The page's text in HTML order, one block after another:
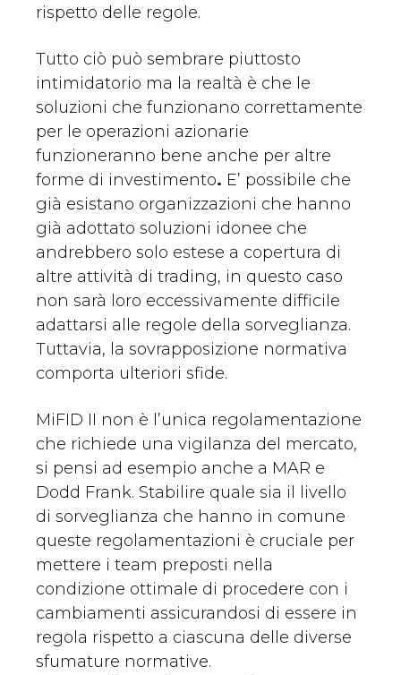
rispetto delle regole.
Tutto ciò può sembrare piuttosto
intimidatorio ma la realtà è che le
soluzioni che funzionano correttamente
per le operazioni azionarie
funzioneranno bene anche per altre
forme di investimento. E’ possibile che
già esistano organizzazioni che hanno
già adottato soluzioni idonee che
andrebbero solo estese a copertura di
altre attività di trading, in questo caso
non sarà loro eccessivamente difficile
adattarsi alle regole della sorveglianza.
Tuttavia, la sovrapposizione normativa
comporta ulteriori sfide.
MiFID II non è l’unica regolamentazione
che richiede una vigilanza del mercato,
si pensi ad esempio anche a MAR e
Dodd Frank. Stabilire quale sia il livello
di sorveglianza che hanno in comune
queste regolamentazioni è cruciale per
mettere i team preposti nella
condizione ottimale di procedere con i
cambiamenti assicurandosi di essere in
regola rispetto a ciascuna delle diverse
sfumature normative.